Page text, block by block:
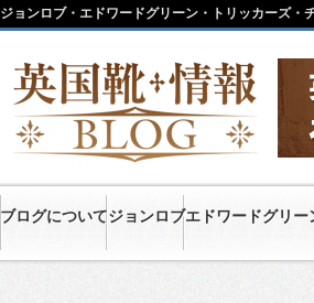
ブログについてジョンロブエドワードグリー
ジョンロブ・エドワードグリーン・トリッカーズ・